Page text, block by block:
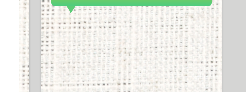
好きなノベルゲーソング
は？ にわか「鳥の詩」
知ったか「空気力学少女
と～」情弱「Hesitation
snow」
57 views
SHUREのイヤホン買って